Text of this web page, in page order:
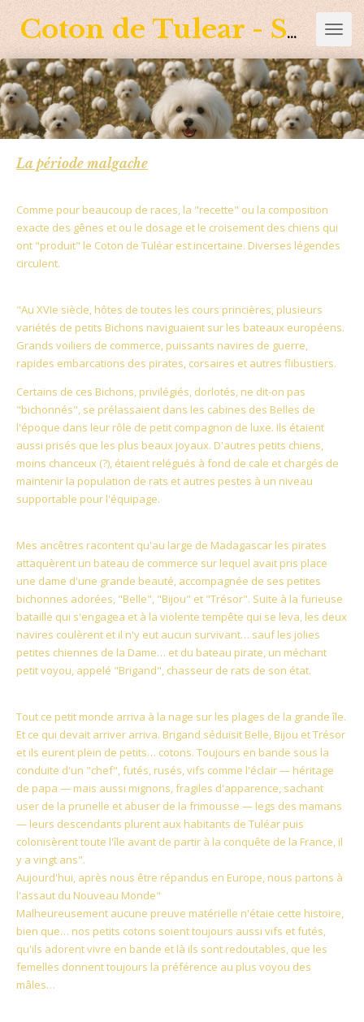
Passer
principal
Coton de Tulear - Sagacity
La période malgache
Comme pour beaucoup de races, la "recette" ou la composition
exacte des gênes et ou le dosage et le croisement des chiens qui
ont "produit" le Coton de Tuléar est incertaine. Diverses légendes
circulent.
"Au XVIe siècle, hôtes de toutes les cours princières, plusieurs
variétés de petits Bichons naviguaient sur les bateaux européens.
Grands voiliers de commerce, puissants navires de guerre,
rapides embarcations des pirates, corsaires et autres flibustiers.
Certains de ces Bichons, privilégiés, dorlotés, ne dit-on pas
"bichonnés", se prélassaient dans les cabines des Belles de
l'époque dans leur rôle de petit compagnon de luxe. Ils étaient
aussi prisés que les plus beaux joyaux. D'autres petits chiens,
moins chanceux (?), étaient relégués à fond de cale et chargés de
maintenir la population de rats et autres pestes à un niveau
supportable pour l'équipage.
Mes ancêtres racontent qu'au large de Madagascar les pirates
attaquèrent un bateau de commerce sur lequel avait pris place
une dame d'une grande beauté, accompagnée de ses petites
bichonnes adorées, "Belle", "Bijou" et "Trésor". Suite à la furieuse
bataille qui s'engagea et à la violente tempête qui se leva, les deux
navires coulèrent et il n'y eut aucun survivant… sauf les jolies
petites chiennes de la Dame… et du bateau pirate, un méchant
petit voyou, appelé "Brigand", chasseur de rats de son état.
Tout ce petit monde arriva à la nage sur les plages de la grande île.
Et ce qui devait arriver arriva. Brigand séduisit Belle, Bijou et Trésor
et ils eurent plein de petits… cotons. Toujours en bande sous la
conduite d'un "chef", futés, rusés, vifs comme l'éclair — héritage
de papa — mais aussi mignons, fragiles d'apparence, sachant
user de la prunelle et abuser de la frimousse — legs des mamans
— leurs descendants plurent aux habitants de Tuléar puis
colonisèrent toute l'île avant de partir à la conquête de la France, il
y a vingt ans".
Aujourd'hui, après nous être répandus en Europe, nous partons à
l'assaut du Nouveau Monde"
Malheureusement aucune preuve matérielle n'étaie cette histoire,
bien que… nos petits cotons soient toujours aussi vifs et futés,
qu'ils adorent vivre en bande et là ils sont redoutables, que les
femelles donnent toujours la préférence au plus voyou des
mâles…